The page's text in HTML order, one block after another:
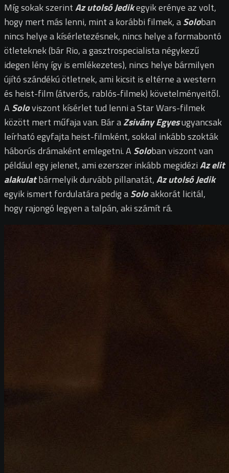
Míg sokak szerintAz utolsó Jedikegyik erénye az volt,
hogy mert más lenni, mint a korábbi filmek, aSoloban
nincs helye a kísérletezésnek, nincs helye a formabontó
ötleteknek (bár Rio, a gasztrospecialista négykezű
idegen lény így is emlékezetes), nincs helye bármilyen
újító szándékú ötletnek, ami kicsit is eltérne a western
és heist-film (átverős, rablós-filmek) követelményeitől.
ASoloviszont kísérlet tud lenni a Star Wars-filmek
között mert műfaja van. Bár aZsivány Egyesugyancsak
leírható egyfajta heist-filmként, sokkal inkább szokták
háborús drámaként emlegetni. ASoloban viszont van
például egy jelenet, ami ezerszer inkább megidéziAz elit
alakulatbármelyik durvább pillanatát,Az utolsó Jedik
egyik ismert fordulatára pedig aSoloakkorát licitál,
hogy rajongó legyen a talpán, aki számít rá.